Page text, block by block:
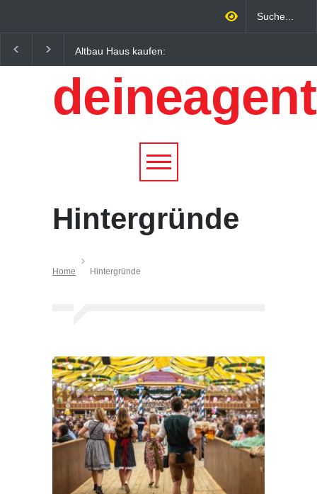
Altbau Haus kaufen:
Unterschiede zwischen
Süddeutschland und
Österreich einfach erklärt
Wirtschaftsfaktor: Wie
Qualitätstourismus
profitieren
Hintergründe
Home Hintergründe